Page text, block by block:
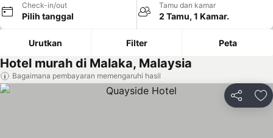
Check-in/out
Pilih tanggal
Tamu dan kamar
2 Tamu, 1 Kamar.
Urutkan Filter Peta
Hotel murah di Malaka, Malaysia
Bagaimana pembayaran memengaruhi hasil
Bagikan